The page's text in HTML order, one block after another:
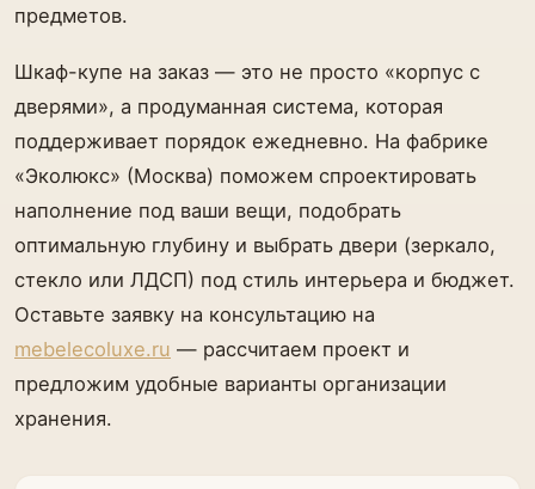
предметов.
Шкаф-купе на заказ — это не просто «корпус с
дверями», а продуманная система, которая
поддерживает порядок ежедневно. На фабрике
«Эколюкс» (Москва) поможем спроектировать
наполнение под ваши вещи, подобрать
оптимальную глубину и выбрать двери (зеркало,
стекло или ЛДСП) под стиль интерьера и бюджет.
Оставьте заявку на консультацию на
mebelecoluxe.ru — рассчитаем проект и
предложим удобные варианты организации
хранения.